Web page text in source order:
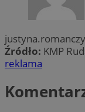
Źródło: KMP
reklama